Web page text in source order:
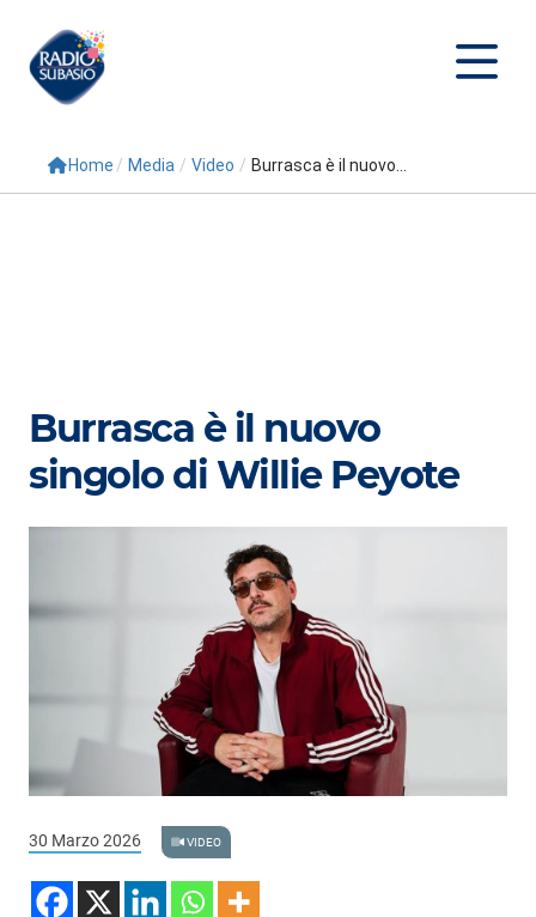
Cerca
Conduttori
Repliche
Interviste
Playlist
Novità
Subasio Playlist
Web Radio
Radio Subasio
Home / Media / Video / Burrasca è il nuovo...
Burrasca è il nuovo
singolo di Willie Peyote
30 Marzo 2026 VIDEO